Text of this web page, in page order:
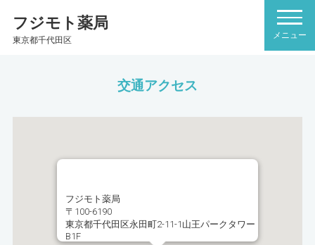
フジモト薬局
東京都千代田区
交通アクセス
フジモト薬局
〒100-6190
東京都千代田区永田町2-11-1山王パークタワー
B1F